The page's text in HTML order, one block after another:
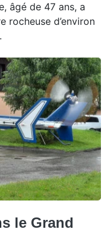
âgé de 47 ans, a
rocheuse d’environ
le Grand